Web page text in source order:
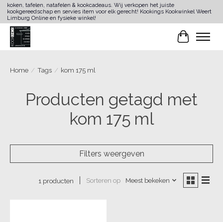
koken, tafelen, natafelen & kookcadeaus. Wij verkopen het juiste
kookgereedschap en servies item voor elk gerecht! Kookings Kookwinkel Weert
Limburg Online en fysieke winkel!
Home / Tags / kom 175 ml
Producten getagd met
kom 175 ml
Filters weergeven
1 producten Sorteren op Meest bekeken